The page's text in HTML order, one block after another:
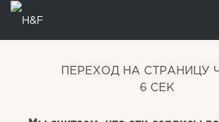
ПЕРЕХОД НА СТРАНИЦУ
5 СЕК